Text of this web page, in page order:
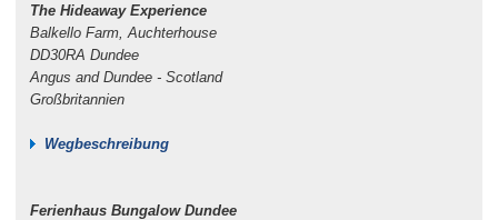
The Hideaway Experience
Balkello Farm, Auchterhouse
DD30RA Dundee
Angus and Dundee - Scotland
Großbritannien
Wegbeschreibung
Ferienhaus Bungalow Dundee